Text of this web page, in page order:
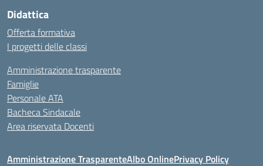
Didattica
Offerta formativa
I progetti delle classi
Amministrazione trasparente
Famiglie
Personale ATA
Bacheca Sindacale
Area riservata Docenti
Amministrazione TrasparenteAlbo OnlinePrivacy Policy